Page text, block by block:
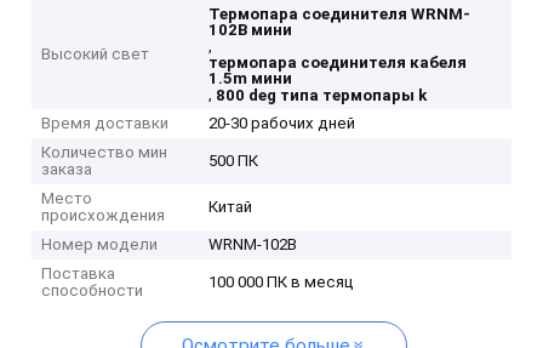
Высокий свет
Термопара соединителя WRNM-
102B мини
,
термопара соединителя кабеля
1.5m мини
, 800 deg типа термопары k
Время доставки
20-30 рабочих дней
Количество мин
заказа
500 ПК
Место
происхождения
Китай
Номер модели
WRNM-102B
Поставка
способности
100 000 ПК в месяц